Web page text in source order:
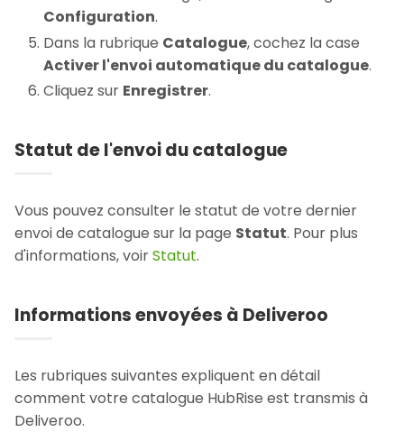
Configuration.
Dans la rubrique Catalogue, cochez la case
Activer l'envoi automatique du catalogue.
Cliquez sur Enregistrer.
Statut de l'envoi du catalogue
Vous pouvez consulter le statut de votre dernier
envoi de catalogue sur la page Statut. Pour plus
d'informations, voirStatut.
Informations envoyées à Deliveroo
Les rubriques suivantes expliquent en détail
comment votre catalogue HubRise est transmis à
Deliveroo.